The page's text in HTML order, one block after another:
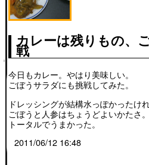
カレーは残りもの、
戦
今日もカレー。やはり美味しい。
ごぼうサラダにも挑戦してみた。
ドレッシングが結構水っぽかったけれ
ごぼうと人参はちょうどよいかたさ。
トータルでうまかった。
2011/06/12 16:48